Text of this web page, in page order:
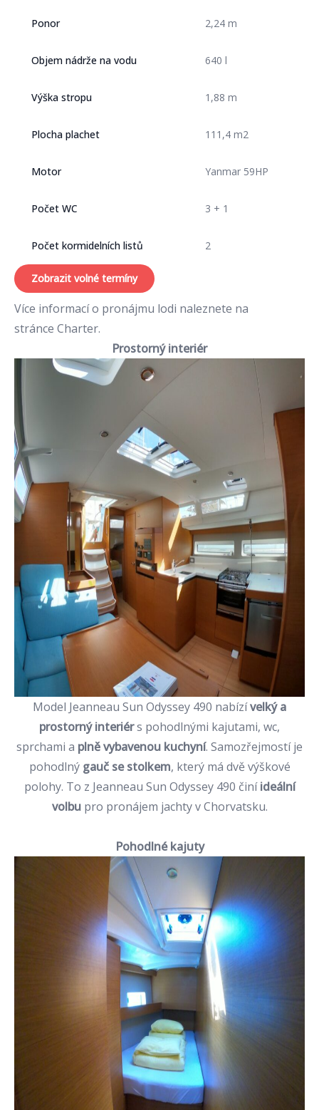
Ponor 2,24 m
Objem nádrže na vodu 640 l
Výška stropu 1,88 m
Plocha plachet 111,4 m2
Motor Yanmar 59HP
Počet WC 3 + 1
Počet kormidelních listů 2
Zobrazit volné termíny
Více informací o pronájmu lodi naleznete na
stránce Charter.
Prostorný interiér
Model Jeanneau Sun Odyssey 490 nabízívelký a
prostorný interiérs pohodlnými kajutami, wc,
sprchami a plně vybavenou kuchyní. Samozřejmostí je
pohodlný gauč se stolkem, který má dvě výškové
polohy. To z Jeanneau Sun Odyssey 490 činíideální
volbupro pronájem jachty v Chorvatsku.
Pohodlné kajuty